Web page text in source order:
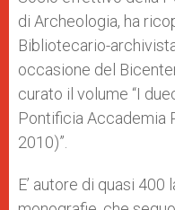
di Archeologia, ha
Bibliotecario-
occasione del
curato il volume “I
Pontificia Accademia
2010)”.
E’ autore di quasi